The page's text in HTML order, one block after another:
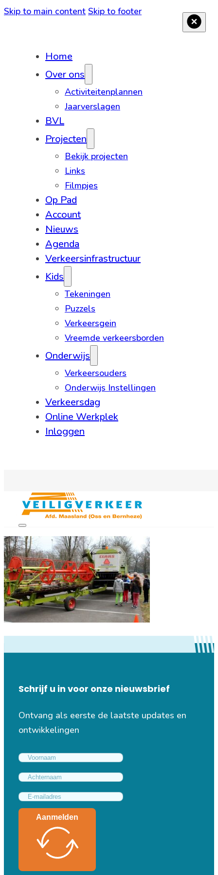
Skip to main content Skip to footer
Home
Over ons
Activiteitenplannen
Jaarverslagen
BVL
Projecten
Bekijk projecten
Links
Filmpjes
Op Pad
Account
Nieuws
Agenda
Verkeersinfrastructuur
Kids
Tekeningen
Puzzels
Verkeersgein
Vreemde verkeersborden
Onderwijs
Verkeersouders
Onderwijs Instellingen
Verkeersdag
Online Werkplek
Inloggen
Schrijf u in voor onze nieuwsbrief
Ontvang als eerste de laatste updates en
ontwikkelingen
Aanmelden